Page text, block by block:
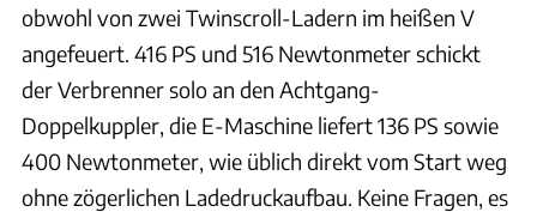
obwohl von zwei Twinscroll-Ladern im heißen V
angefeuert. 416 PS und 516 Newtonmeter schickt
der Verbrenner solo an den Achtgang-
Doppelkuppler, die E-Maschine liefert 136 PS sowie
400 Newtonmeter, wie üblich direkt vom Start weg
ohne zögerlichen Ladedruckaufbau. Keine Fragen, es